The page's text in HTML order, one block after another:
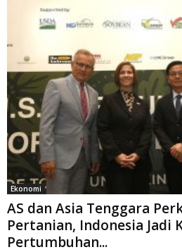
Ekonomi
AS dan Asia Tenggara
Pertanian, Indonesia Jadi
Pertumbuhan...